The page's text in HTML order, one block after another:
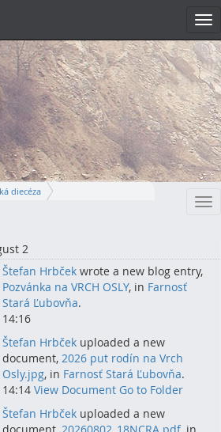
diecéza
2
Štefan Hrbček wrote a new blog entry,
Pozvánka na VRCH OSLY, in Farnosť
Stará Ľubovňa.
14:16
Štefan Hrbček uploaded a new
document, 2026 put rodín na Vrch
Osly.jpg, in Farnosť Stará Ľubovňa.
14:14 View Document Go to Folder
Štefan Hrbček uploaded a new